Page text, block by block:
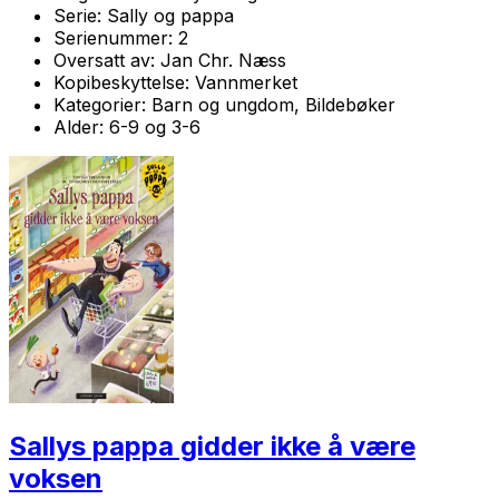
Serie: Sally og pappa
Serienummer: 2
Oversatt av: Jan Chr. Næss
Kopibeskyttelse: Vannmerket
Kategorier: Barn og ungdom, Bildebøker
Alder: 6-9 og 3-6
Sallys pappa gidder ikke å være
voksen